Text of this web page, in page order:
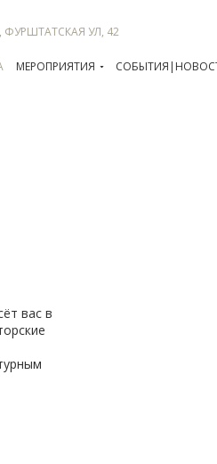
ФУРШТАТСКАЯ УЛ, 42
МЕРОПРИЯТИЯ
вас в